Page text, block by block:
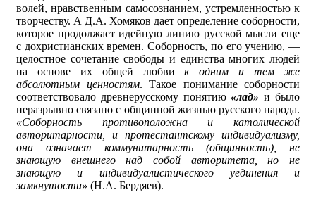
волей, нравственным самосознанием, устремленностью к
творчеству. А Д.А. Хомяков дает определение соборности,
которое продолжает идейную линию русской мысли еще
с дохристианских времен. Соборность, по его учению, —
целостное сочетание свободы и единства многих людей
на основе их общей любвик одним и тем же
абсолютным ценностям. Такое понимание соборности
соответствовало древнерусскому понятию«лад» и было
неразрывно связано с общинной жизнью русского народа.
«Соборность противоположна и католической
авторитарности, и протестантскому индивидуализму,
она означает коммунитарность (общинность), не
знающую внешнего над собой авторитета, но не
знающую и индивидуалистического уединения и
замкнутости» (Н.А. Бердяев).